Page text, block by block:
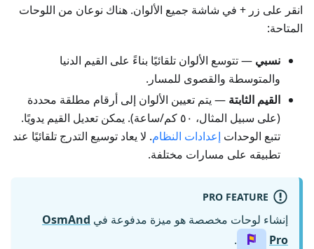
انقر على زر + في شاشة جميع الألوان. هناك نوعان من اللوحات
المتاحة:
نسبي — تتوسع الألوان تلقائيًا بناءً على القيم الدنيا
والمتوسطة والقصوى للمسار.
القيم الثابتة — يتم تعيين الألوان إلى أرقام مطلقة محددة
(على سبيل المثال، ٥٠ كم/ساعة). يمكن تعديل القيم يدويًا.
تتبع الوحدات إعدادات النظام. لا يعاد توسيع التدرج تلقائيًا عند
تطبيقه على مسارات مختلفة.
PRO FEATURE
إنشاء لوحات مخصصة هو ميزة مدفوعة في OsmAnd
Pro
.